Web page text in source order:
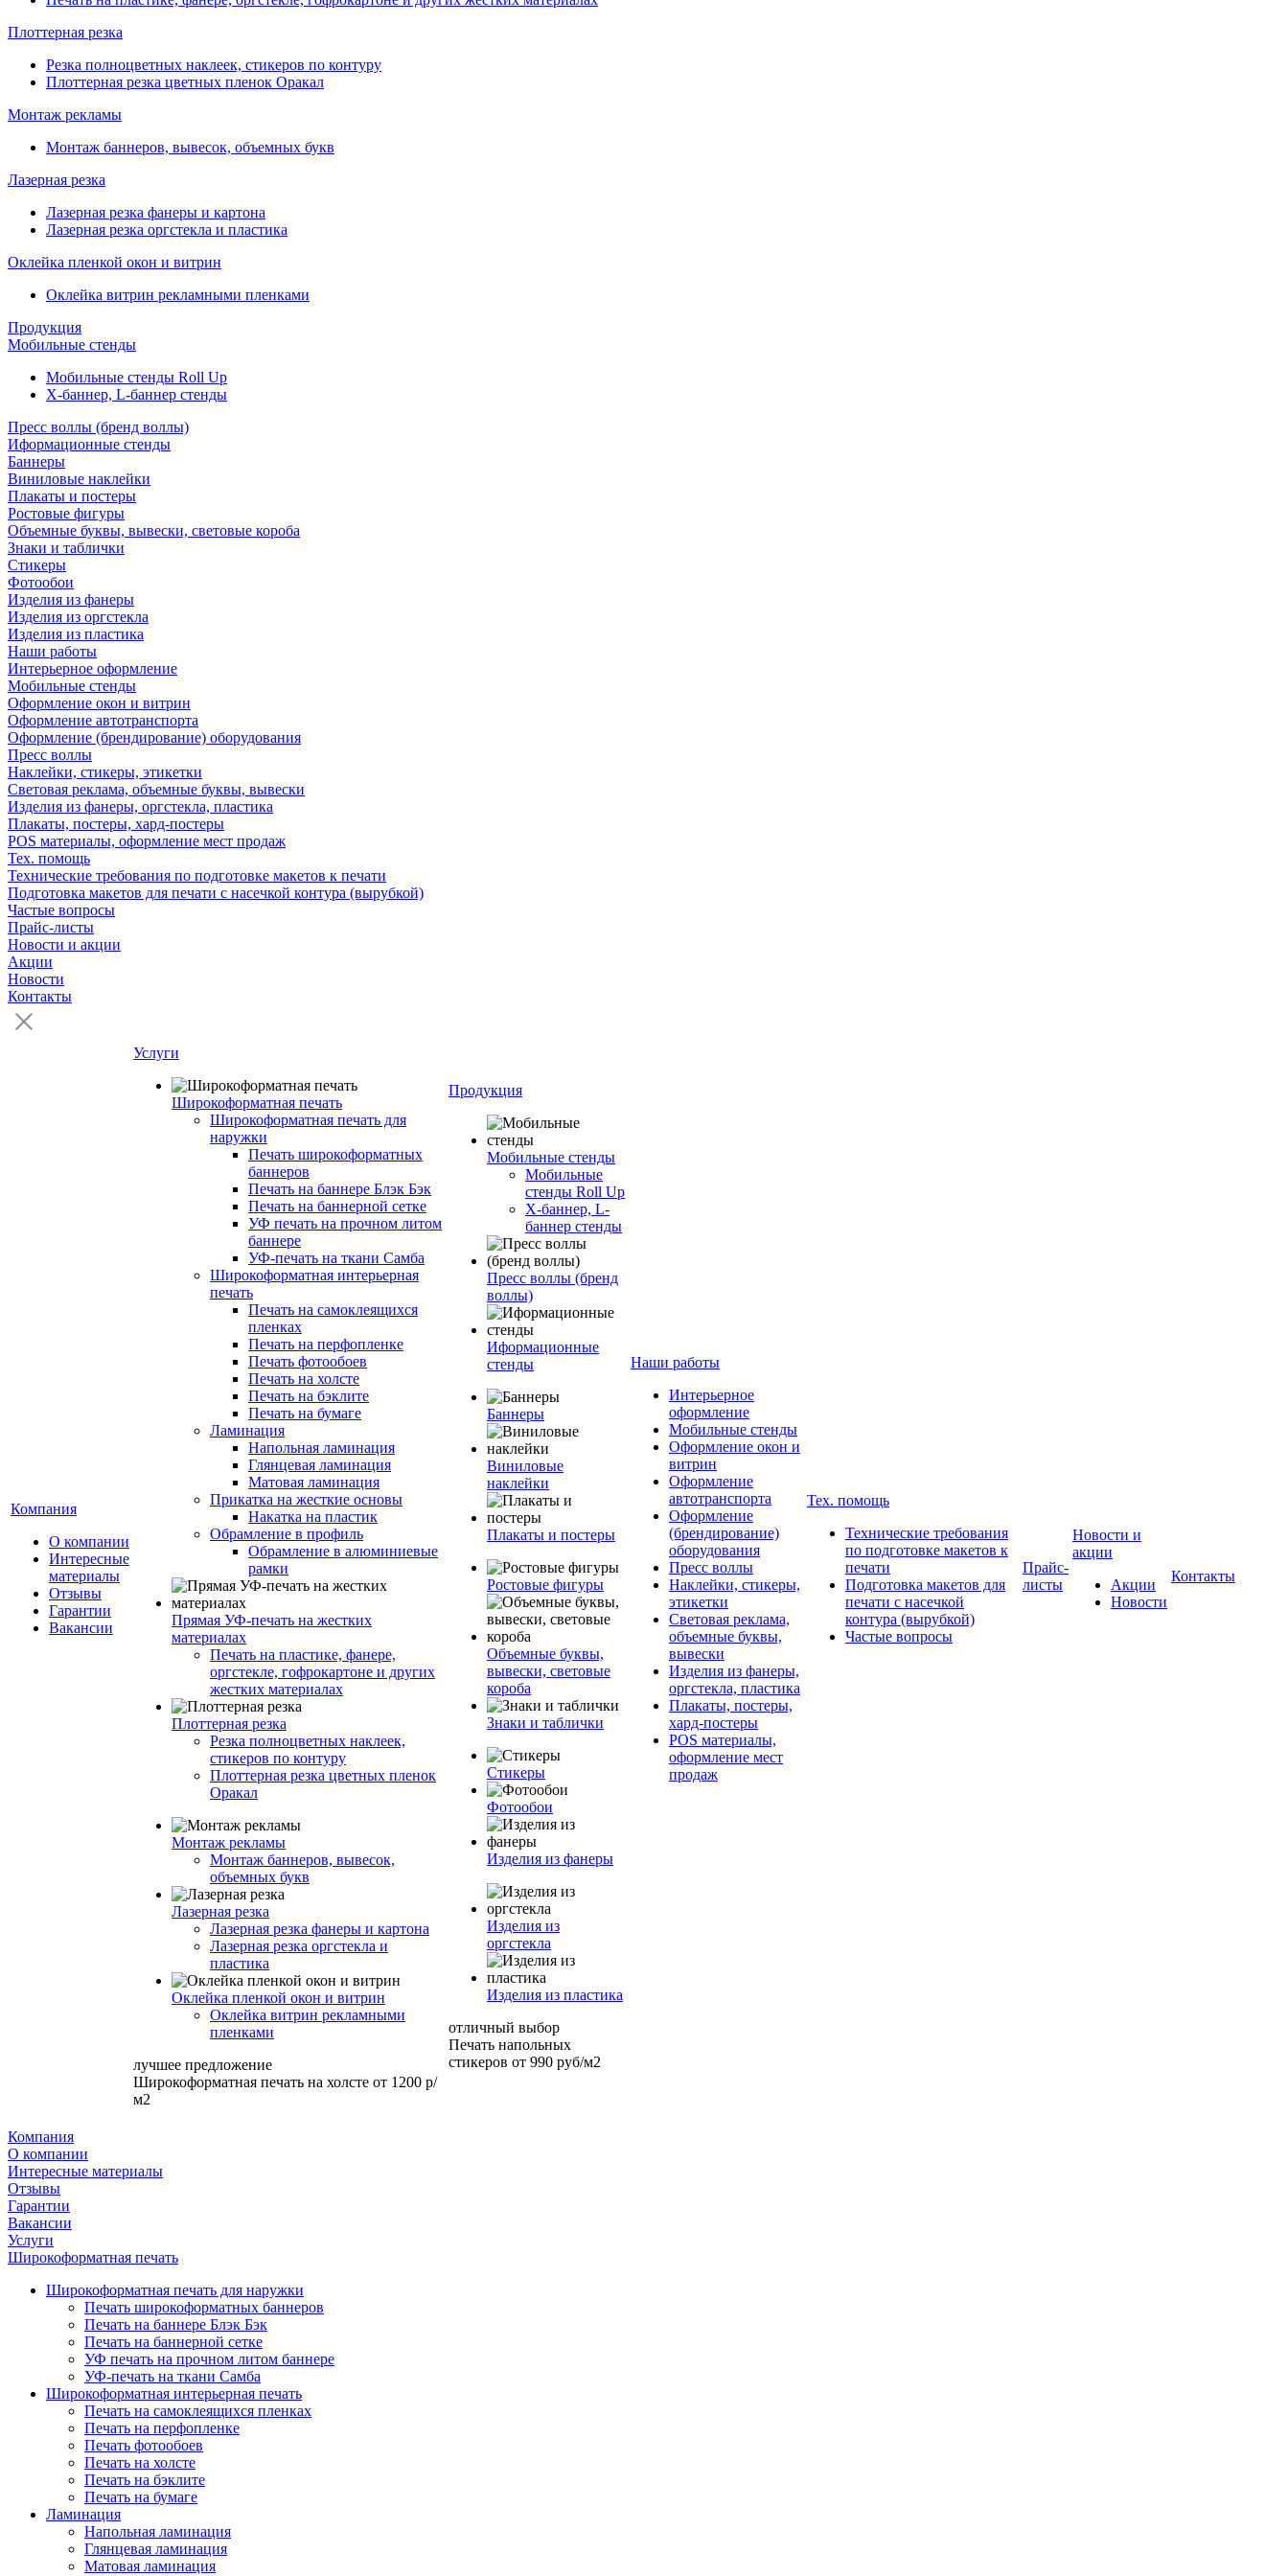
Плоттерная резка
Резка полноцветных наклеек, стикеров по контуру
Плоттерная резка цветных пленок Оракал
Монтаж рекламы
Монтаж баннеров, вывесок, объемных букв
Лазерная резка
Лазерная резка фанеры и картона
Лазерная резка оргстекла и пластика
Оклейка пленкой окон и витрин
Оклейка витрин рекламными пленками
Продукция
Мобильные стенды
Мобильные стенды Roll Up
Х-баннер, L-баннер стенды
Пресс воллы (бренд воллы)
Иформационные стенды
Баннеры
Виниловые наклейки
Плакаты и постеры
Ростовые фигуры
Объемные буквы, вывески, световые короба
Знаки и таблички
Стикеры
Фотообои
Изделия из фанеры
Изделия из оргстекла
Изделия из пластика
Наши работы
Интерьерное оформление
Мобильные стенды
Оформление окон и витрин
Оформление автотранспорта
Оформление (брендирование) оборудования
Пресс воллы
Наклейки, стикеры, этикетки
Световая реклама, объемные буквы, вывески
Изделия из фанеры, оргстекла, пластика
Плакаты, постеры, хард-постеры
POS материалы, оформление мест продаж
Тех. помощь
Технические требования по подготовке макетов к печати
Подготовка макетов для печати с насечкой контура (вырубкой)
Частые вопросы
Прайс-листы
Новости и акции
Акции
Новости
Контакты
Компания
О компании
Интересные
материалы
Отзывы
Гарантии
Вакансии
Услуги
Широкоформатная печать
Широкоформатная печать для
наружки
Печать широкоформатных
баннеров
Печать на баннере Блэк Бэк
Печать на баннерной сетке
УФ печать на прочном литом
баннере
УФ-печать на ткани Самба
Широкоформатная интерьерная
печать
Печать на самоклеящихся
пленках
Печать на перфопленке
Печать фотообоев
Печать на холсте
Печать на бэклите
Печать на бумаге
Ламинация
Напольная ламинация
Глянцевая ламинация
Матовая ламинация
Прикатка на жесткие основы
Накатка на пластик
Обрамление в профиль
Обрамление в алюминиевые
рамки
Прямая УФ-печать на жестких
материалах
Печать на пластике, фанере,
оргстекле, гофрокартоне и других
жестких материалах
Плоттерная резка
Резка полноцветных наклеек,
стикеров по контуру
Плоттерная резка цветных пленок
Оракал
Монтаж рекламы
Монтаж баннеров, вывесок,
объемных букв
Лазерная резка
Лазерная резка фанеры и картона
Лазерная резка оргстекла и
пластика
Оклейка пленкой окон и витрин
Оклейка витрин рекламными
пленками
лучшее предложение
Широкоформатная печать на холсте от 1200 р/
м2
Продукция
Мобильные стенды
Мобильные
стенды Roll Up
Х-баннер, L-
баннер стенды
Пресс воллы (бренд
воллы)
Иформационные
стенды
Баннеры
Виниловые
наклейки
Плакаты и постеры
Ростовые фигуры
Объемные буквы,
вывески, световые
короба
Знаки и таблички
Стикеры
Фотообои
Изделия из фанеры
Изделия из
оргстекла
Изделия из пластика
отличный выбор
Печать напольных
стикеров от 990 руб/м2
Наши работы
Интерьерное
оформление
Мобильные стенды
Оформление окон и
витрин
Оформление
автотранспорта
Оформление
(брендирование)
оборудования
Пресс воллы
Наклейки, стикеры,
этикетки
Световая реклама,
объемные буквы,
вывески
Изделия из фанеры,
оргстекла, пластика
Плакаты, постеры,
хард-постеры
POS материалы,
оформление мест
продаж
Тех. помощь
Технические требования
по подготовке макетов к
печати
Подготовка макетов для
печати с насечкой
контура (вырубкой)
Частые вопросы
Прайс-
листы
Новости и
акции
Акции
Новости
Контакты
Компания
О компании
Интересные материалы
Отзывы
Гарантии
Вакансии
Услуги
Широкоформатная печать
Широкоформатная печать для наружки
Печать широкоформатных баннеров
Печать на баннере Блэк Бэк
Печать на баннерной сетке
УФ печать на прочном литом баннере
УФ-печать на ткани Самба
Широкоформатная интерьерная печать
Печать на самоклеящихся пленках
Печать на перфопленке
Печать фотообоев
Печать на холсте
Печать на бэклите
Печать на бумаге
Ламинация
Напольная ламинация
Глянцевая ламинация
Матовая ламинация